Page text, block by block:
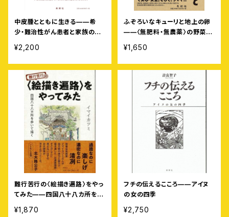
中皮腫とともに生きる——希
少・難治性がん患者と家族の26
¥2,200
ふぞろいなキューリと地上の卵
——〈無肥料・無農薬〉の野菜と
する北海道豊浦町の農家のおじ
さんのはなし
¥1,650
難行苦行の〈絵描き遍路〉をやっ
てみた——四国八十八カ所を歩
¥1,870
フチの伝えるこころ——アイヌ
の女の四季
¥2,750